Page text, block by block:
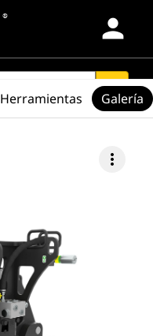
person
search
more_vert
Herramientas Galería